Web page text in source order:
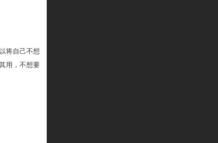
将自己不想
用，不想要